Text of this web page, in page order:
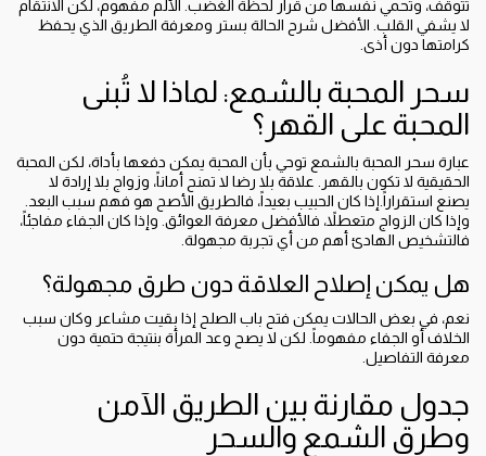
تتوقف، وتحمي نفسها من قرار لحظة الغضب. الألم مفهوم، لكن الانتقام
لا يشفي القلب. الأفضل شرح الحالة بستر ومعرفة الطريق الذي يحفظ
كرامتها دون أذى.
سحر المحبة بالشمع: لماذا لا تُبنى
المحبة على القهر؟
عبارة سحر المحبة بالشمع توحي بأن المحبة يمكن دفعها بأداة، لكن المحبة
الحقيقية لا تكون بالقهر. علاقة بلا رضا لا تمنح أماناً، وزواج بلا إرادة لا
يصنع استقراراً.إذا كان الحبيب بعيداً، فالطريق الأصح هو فهم سبب البعد.
وإذا كان الزواج متعطلاً، فالأفضل معرفة العوائق. وإذا كان الجفاء مفاجئاً،
فالتشخيص الهادئ أهم من أي تجربة مجهولة.
هل يمكن إصلاح العلاقة دون طرق مجهولة؟
نعم، في بعض الحالات يمكن فتح باب الصلح إذا بقيت مشاعر وكان سبب
الخلاف أو الجفاء مفهوماً. لكن لا يصح وعد المرأة بنتيجة حتمية دون
معرفة التفاصيل.
جدول مقارنة بين الطريق الآمن
وطرق الشمع والسحر